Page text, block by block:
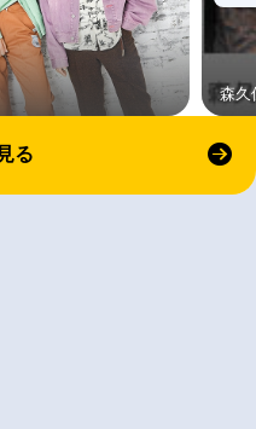
森久
る